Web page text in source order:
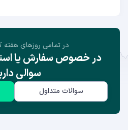
در تمامی روز‌های هفته
در خصوص سفارش یا
سوالی
سوالات متداول